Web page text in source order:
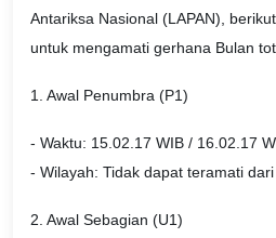
Antariksa Nasional (LAPAN),
untuk mengamati gerhana Bulan
1. Awal Penumbra (P1)
- Waktu: 15.02.17 WIB / 16.02.17
- Wilayah: Tidak dapat teramati
2. Awal Sebagian (U1)